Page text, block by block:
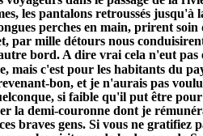
les pantalons retroussés jusqu'à
perches en main, prirent soin
par mille détours nous
bord. A dire vrai cela n'eut pas
mais c'est pour les habitants du
bon, et je n'aurais pas
si faible qu'il put être
la demi-couronne dont je
braves gens. Si vous ne gratifiez